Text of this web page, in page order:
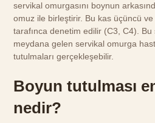
servikal omurgasını boynun
omuz ile birleştirir. Bu kas üçüncü
tarafınca denetim edilir (C3, C4).
meydana gelen servikal omurga
tutulmaları gerçekleşebilir.
Boyun tutulması
nedir?